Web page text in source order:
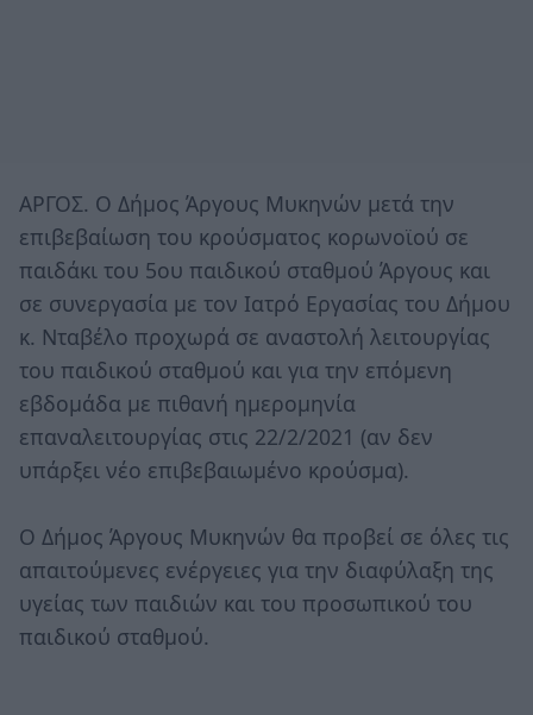
ΑΡΓΟΣ. Ο Δήμος Άργους Μυκηνών μετά την
επιβεβαίωση του κρούσματος κορωνοϊού σε
παιδάκι του 5ου παιδικού σταθμού Άργους και
σε συνεργασία με τον Ιατρό Εργασίας του Δήμου
κ. Νταβέλο προχωρά σε αναστολή λειτουργίας
του παιδικού σταθμού και για την επόμενη
εβδομάδα με πιθανή ημερομηνία
επαναλειτουργίας στις 22/2/2021 (αν δεν
υπάρξει νέο επιβεβαιωμένο κρούσμα).
Ο Δήμος Άργους Μυκηνών θα προβεί σε όλες τις
απαιτούμενες ενέργειες για την διαφύλαξη της
υγείας των παιδιών και του προσωπικού του
παιδικού σταθμού.